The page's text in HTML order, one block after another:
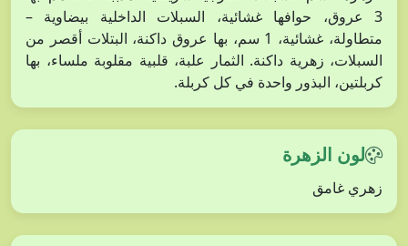
3 عروق، حوافها غشائية، السبلات الداخلية بيضاوية –
متطاولة، غشائية، 1 سم، بها عروق داكنة، البتلات أقصر من
السبلات، زهرية داكنة. الثمار علبة، قلبية مقلوبة ملساء، بها
كربلتين، البذور واحدة في كل كربلة.
لون الزهرة
زهري غامق